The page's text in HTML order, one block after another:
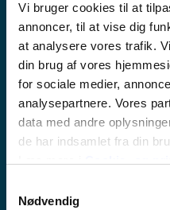
Vi bruger cookies til at
annoncer, til at vise dig
at analysere vores trafik.
din brug af vores
for sociale medier,
analysepartnere. Vores
data med andre
de har indsamlet fra din
Nødvendig
Rønne Havn er det
Det sikrer mobilitet, turisme